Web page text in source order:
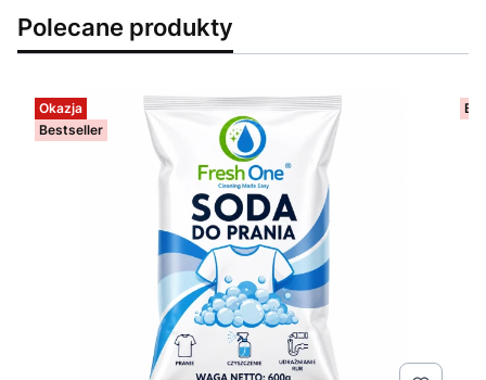
Polecane produkty
Okazja
Bestseller